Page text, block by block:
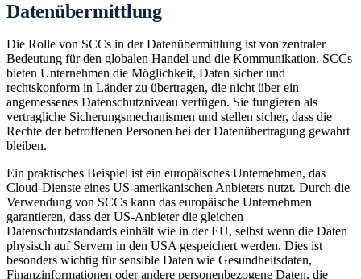
Datenübermittlung
Die Rolle von SCCs in der Datenübermittlung ist von zentraler
Bedeutung für den globalen Handel und die Kommunikation. SCCs
bieten Unternehmen die Möglichkeit, Daten sicher und
rechtskonform in Länder zu übertragen, die nicht über ein
angemessenes Datenschutzniveau verfügen. Sie fungieren als
vertragliche Sicherungsmechanismen und stellen sicher, dass die
Rechte der betroffenen Personen bei der Datenübertragung gewahrt
bleiben.
Ein praktisches Beispiel ist ein europäisches Unternehmen, das
Cloud-Dienste eines US-amerikanischen Anbieters nutzt. Durch die
Verwendung von SCCs kann das europäische Unternehmen
garantieren, dass der US-Anbieter die gleichen
Datenschutzstandards einhält wie in der EU, selbst wenn die Daten
physisch auf Servern in den USA gespeichert werden. Dies ist
besonders wichtig für sensible Daten wie Gesundheitsdaten,
Finanzinformationen oder andere personenbezogene Daten, die